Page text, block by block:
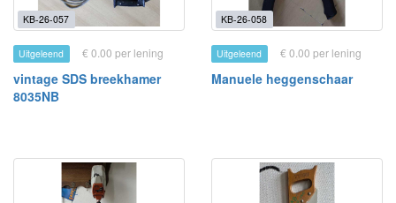
KB-26-057
Uitgeleend € 0.00 per lening
vintage SDS breekhamer
8035NB
KB-26-058
Uitgeleend € 0.00 per lening
Manuele heggenschaar